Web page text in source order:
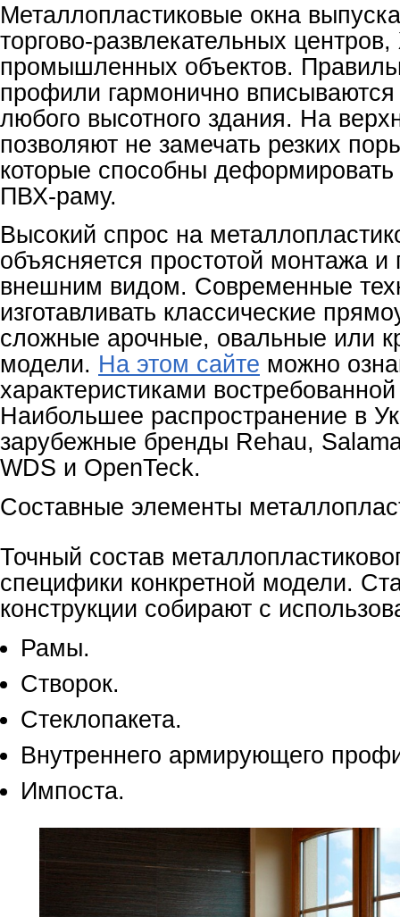
Металлопластиковые окна
торгово-развлекательных
промышленных объектов.
профили гармонично вписываются
любого высотного здания. На
позволяют не замечать резких
которые способны
ПВХ-раму.
Высокий спрос на
объясняется простотой монтажа
внешним видом. Современные
изготавливать классические
сложные арочные, овальные или
модели. На этом сайте можно
характеристиками
Наибольшее распространение в
зарубежные бренды Rehau,
WDS и OpenTeck.
Составные элементы
Точный состав
специфики конкретной модели.
конструкции собирают с
Рамы.
Створок.
Стеклопакета.
Внутреннего армирующего
Импоста.